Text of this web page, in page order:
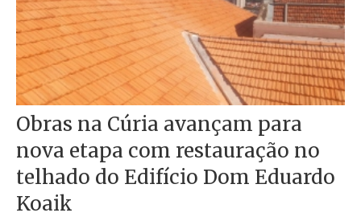
Obras na Cúria avançam para
nova etapa com restauração no
telhado do Edifício Dom Eduardo
Koaik